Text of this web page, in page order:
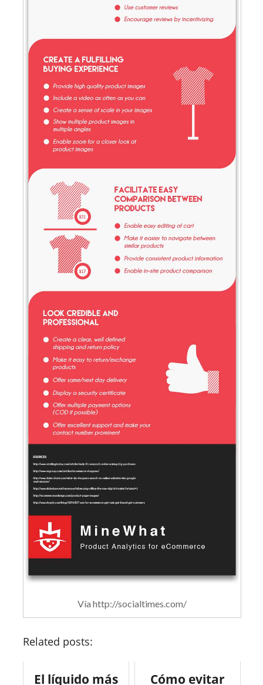
Vía http://socialtimes.com/
Related posts:
El líquido más Cómo evitar